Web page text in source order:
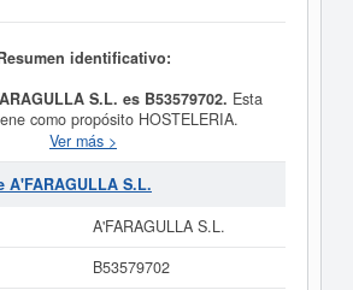
identificativo:
S.L. es B53579702. Esta
como propósito HOSTELERIA.
POR MENOR DE TODA CLASE DE
BEBIDAS Y TEXTIL. y
20/07/2001. La categoría CNAE en la
por cuenta propia. Dentro de la
el número 65190000. La ficha ha sido
Ver más >
S.L.
A'FARAGULLA S.L.
B53579702